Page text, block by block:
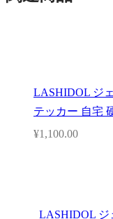
LASHIDOL ジ
テッカー 自宅
¥1,100.00
LASHIDOL ジ